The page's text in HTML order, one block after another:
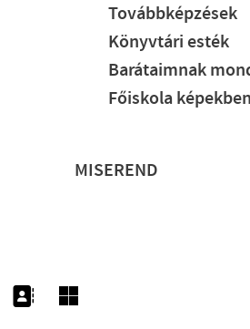
Továbbképzések
Könyvtári esték
Barátaimnak
Főiskola képekben
MISEREND